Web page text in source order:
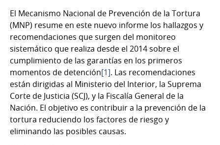
El Mecanismo Nacional de Prevención de la Tortura
(MNP) resume en este nuevo informe los hallazgos y
recomendaciones que surgen del monitoreo
sistemático que realiza desde el 2014 sobre el
cumplimiento de las garantías en los primeros
momentos de detención[1]. Las recomendaciones
están dirigidas al Ministerio del Interior, la Suprema
Corte de Justicia (SCJ), y la Fiscalía General de la
Nación. El objetivo es contribuir a la prevención de la
tortura reduciendo los factores de riesgo y
eliminando las posibles causas.